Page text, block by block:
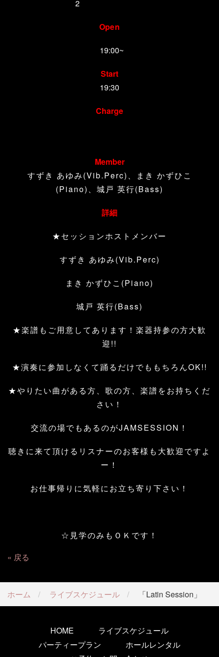
2
Open
19:00~
Start
19:30
Charge
Member
すずき あゆみ(Vib.Perc)、まき かずひこ
(Piano)、城戸 英行(Bass)
詳細
★セッションホストメンバー
すずき あゆみ(Vib.Perc)
まき かずひこ(Piano)
城戸 英行(Bass)
★楽譜もご用意してあります！楽器持参の方大歓
迎!!
★演奏に参加しなくて踊るだけでももちろんOK!!
★やりたい曲がある方、歌の方、楽譜をお持ちくだ
さい！
交流の場でもあるのがJAMSESSION！
聴きに来て頂けるリスナーのお客様も大歓迎ですよ
ー！
お仕事帰りに気軽にお立ち寄り下さい！
☆見学のみもＯＫです！
戻る
ホーム ライブスケジュール 「Latin Session」
HOME
ライブスケジュール
パーティープラン
ホールレンタル